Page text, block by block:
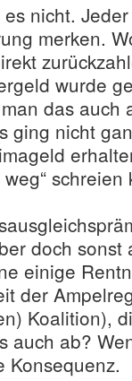
es nicht.
merken.
wurde
das auch
ging nicht
doch
einige
der
Koalition),
auch ab?
Konsequenz.